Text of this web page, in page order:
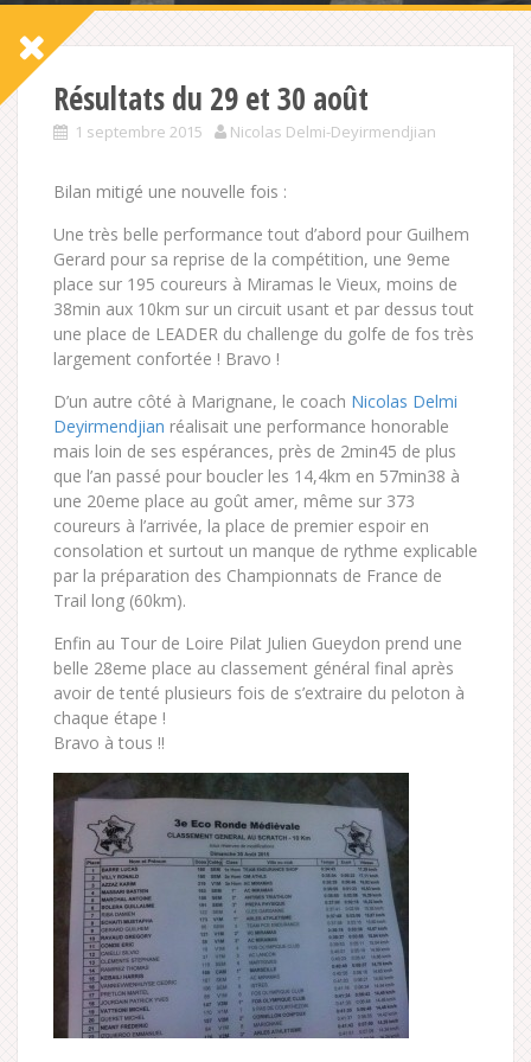
Résultats du 29 et 30 août
1 septembre 2015 Nicolas Delmi-Deyirmendjian
Bilan mitigé une nouvelle fois :
Une très belle performance tout d’abord pour Guilhem
Gerard pour sa reprise de la compétition, une 9eme
place sur 195 coureurs à Miramas le Vieux, moins de
38min aux 10km sur un circuit usant et par dessus tout
une place de LEADER du challenge du golfe de fos très
largement confortée ! Bravo !
D’un autre côté à Marignane, le coach Nicolas Delmi
Deyirmendjian réalisait une performance honorable
mais loin de ses espérances, près de 2min45 de plus
que l’an passé pour boucler les 14,4km en 57min38 à
une 20eme place au goût amer, même sur 373
coureurs à l’arrivée, la place de premier espoir en
consolation et surtout un manque de rythme explicable
par la préparation des Championnats de France de
Trail long (60km).
Enfin au Tour de Loire Pilat Julien Gueydon prend une
belle 28eme place au classement général final après
avoir de tenté plusieurs fois de s’extraire du peloton à
chaque étape !
Bravo à tous !!